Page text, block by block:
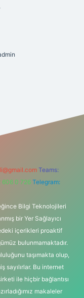
Teams:
606 0 726 Telegram:
Bilgi Teknolojileri
bir Yer Sağlayıcı
içerikleri proaktif
bulunmamaktadır.
taşımakta olup,
sayılırlar. Bu internet
ile hiçbir bağlantısı
makaleler